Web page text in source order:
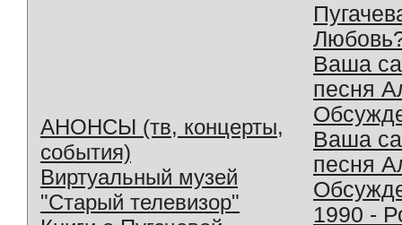
АНОНСЫ (тв, концерты,
события)
Виртуальный музей
"Старый телевизор"
Ваша
песня
Ваша
песня
1990 -